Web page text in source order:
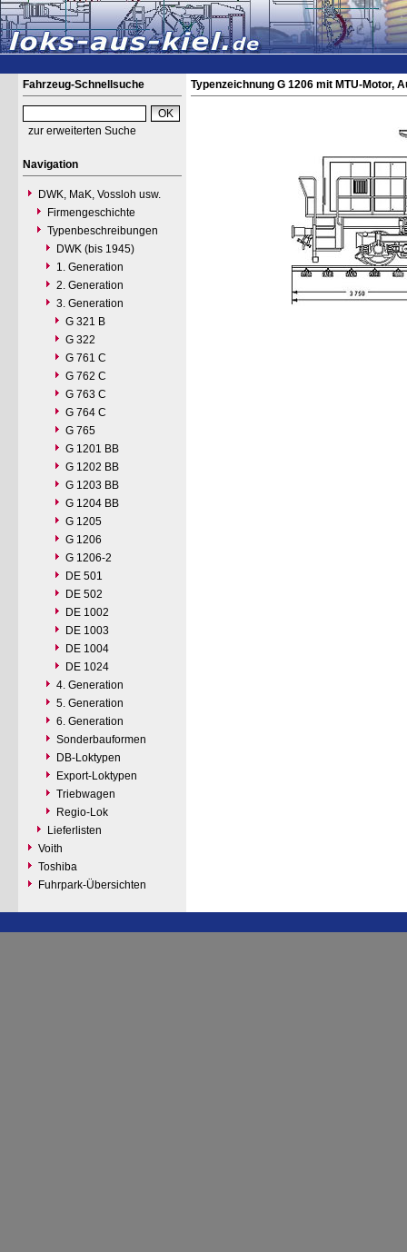
Fahrzeug-Schnellsuche
zur erweiterten Suche
Navigation
DWK, MaK, Vossloh usw.
Firmengeschichte
Typenbeschreibungen
DWK (bis 1945)
1. Generation
2. Generation
3. Generation
G 321 B
G 322
G 761 C
G 762 C
G 763 C
G 764 C
G 765
G 1201 BB
G 1202 BB
G 1203 BB
G 1204 BB
G 1205
G 1206
G 1206-2
DE 501
DE 502
DE 1002
DE 1003
DE 1004
DE 1024
4. Generation
5. Generation
6. Generation
Sonderbauformen
DB-Loktypen
Export-Loktypen
Triebwagen
Regio-Lok
Lieferlisten
Voith
Toshiba
Fuhrpark-Übersichten
Typenzeichnung G 1206 mit MTU-Motor,